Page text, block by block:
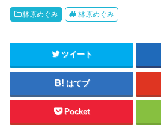
林原めぐみ 林原めぐみ
ツイート
はてブ
Pocket